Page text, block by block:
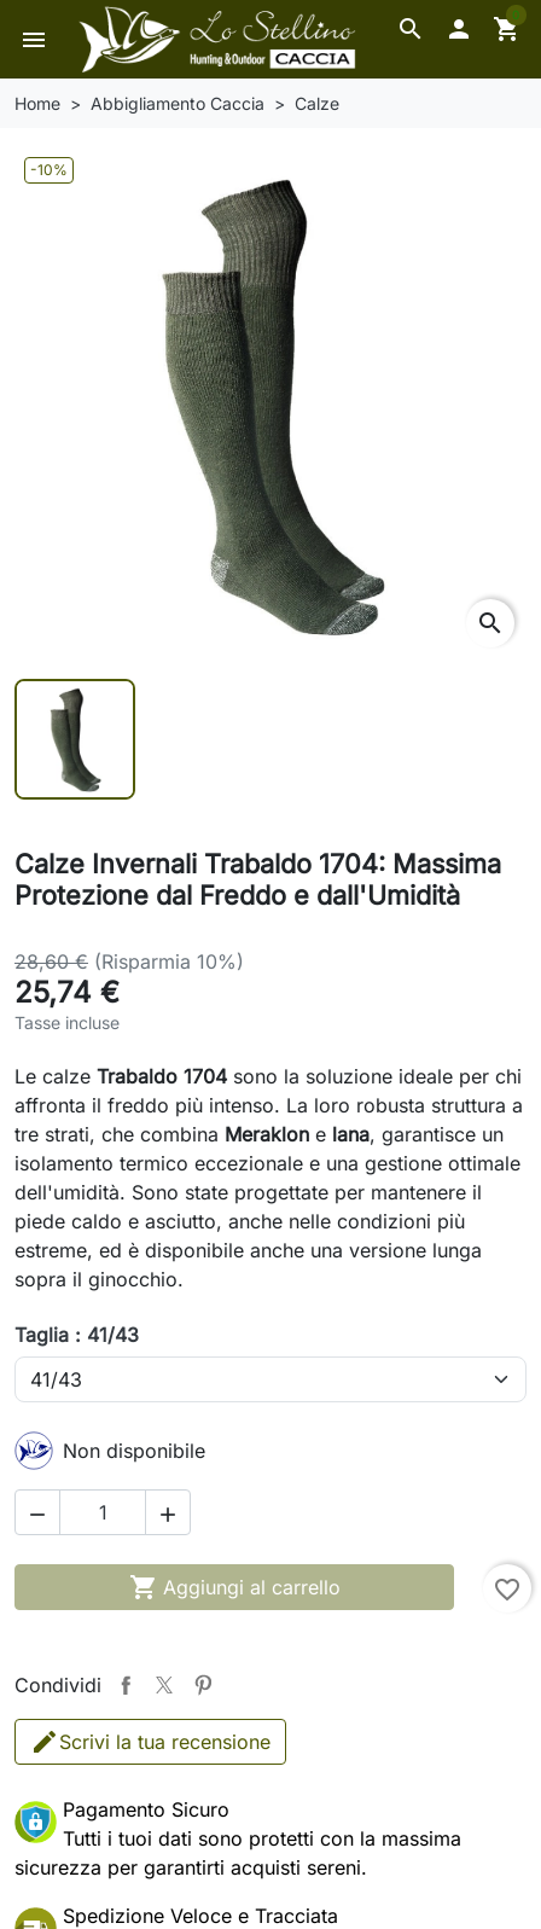
search
menu  shopping_cart
0
Home Abbigliamento Caccia Calze
-10%
search
Calze Invernali Trabaldo 1704: Massima
Protezione dal Freddo e dall'Umidità
28,60 € (Risparmia 10%)
25,74 €
Tasse incluse
Le calze Trabaldo 1704 sono la soluzione ideale per chi
affronta il freddo più intenso. La loro robusta struttura a
tre strati, che combina Meraklon e lana, garantisce un
isolamento termico eccezionale e una gestione ottimale
dell'umidità. Sono state progettate per mantenere il
piede caldo e asciutto, anche nelle condizioni più
estreme, ed è disponibile anche una versione lunga
sopra il ginocchio.
Taglia : 41/43
Non disponibile
 
 Aggiungi al carrello favorite_border
Condividi
Scrivi la tua recensione
Pagamento Sicuro
Tutti i tuoi dati sono protetti con la massima
sicurezza per garantirti acquisti sereni.
Spedizione Veloce e Tracciata